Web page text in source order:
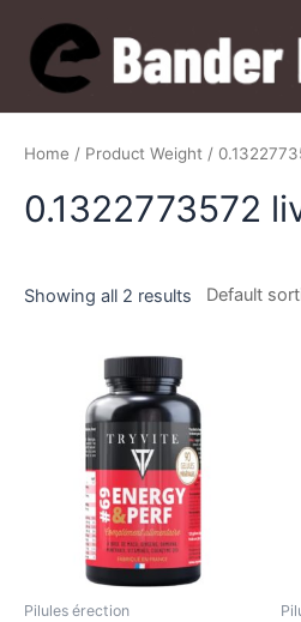
content
Home / Product Weight /
0.1322773572
Showing all 2 results
Pilules érection